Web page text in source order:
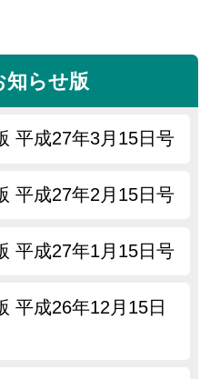
知らせ版
平成27年3月15日号
平成27年2月15日号
平成27年1月15日号
平成26年12月15日